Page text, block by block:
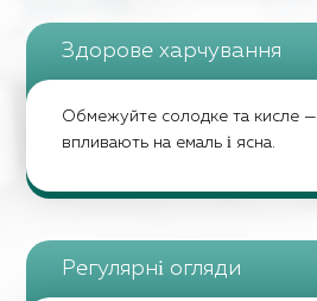
Здорове харчування
Обмежуйте солодке та кисле
впливають на емаль і ясна.
Регулярні огляди